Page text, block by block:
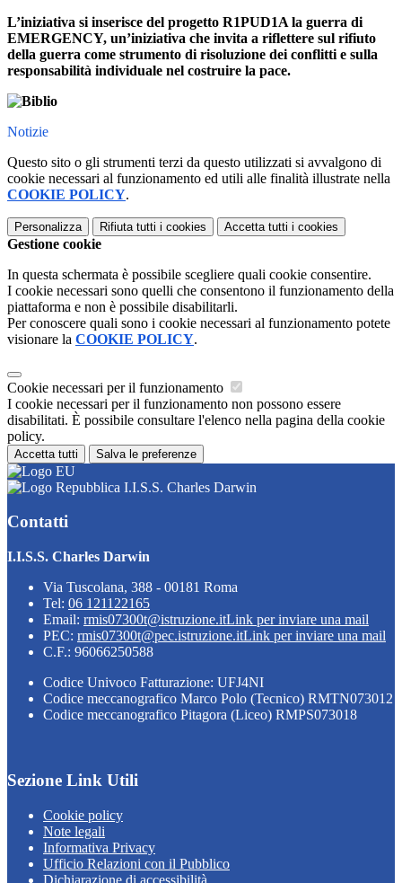
L’iniziativa si inserisce del progetto R1PUD1A la guerra di
EMERGENCY, un’iniziativa che invita a riflettere sul rifiuto
della guerra come strumento di risoluzione dei conflitti e sulla
responsabilità individuale nel costruire la pace.
Notizie
Questo sito o gli strumenti terzi da questo utilizzati si avvalgono di
cookie necessari al funzionamento ed utili alle finalità illustrate nella
COOKIE POLICY.
Personalizza Rifiuta tutti i cookies Accetta tutti i cookies
Gestione cookie
In questa schermata è possibile scegliere quali cookie consentire.
I cookie necessari sono quelli che consentono il funzionamento della
piattaforma e non è possibile disabilitarli.
Per conoscere quali sono i cookie necessari al funzionamento potete
visionare la COOKIE POLICY.
Cookie necessari per il funzionamento
I cookie necessari per il funzionamento non possono essere
disabilitati. È possibile consultare l'elenco nella pagina della cookie
policy.
Accetta tutti Salva le preferenze
I.I.S.S. Charles Darwin
Contatti
I.I.S.S. Charles Darwin
Via Tuscolana, 388 - 00181 Roma
Tel: 06 121122165
Email: rmis07300t@istruzione.itLink per inviare una mail
PEC: rmis07300t@pec.istruzione.itLink per inviare una mail
C.F.: 96066250588
Codice Univoco Fatturazione: UFJ4NI
Codice meccanografico Marco Polo (Tecnico) RMTN073012
Codice meccanografico Pitagora (Liceo) RMPS073018
Sezione Link Utili
Cookie policy
Note legali
Informativa Privacy
Ufficio Relazioni con il Pubblico
Dichiarazione di accessibilità